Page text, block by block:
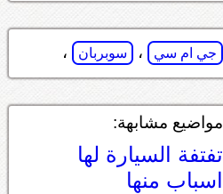
جي ام سي ، سوبربان ،
مواضيع مشابهة:
تفتفة السيارة لها
اسباب منها